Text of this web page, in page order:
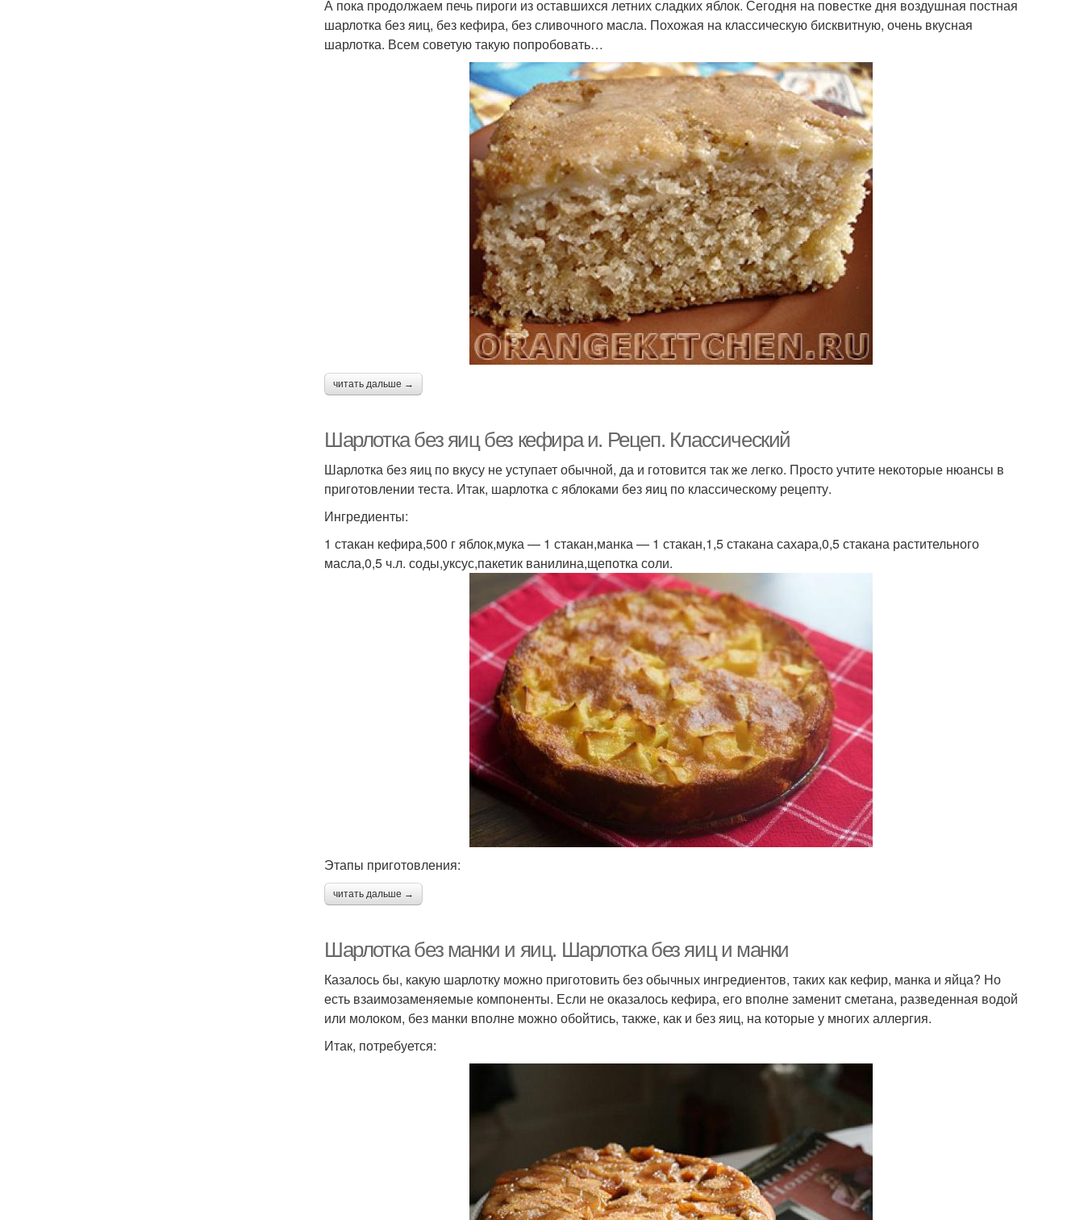
А пока продолжаем печь пироги из оставшихся летних сладких яблок. Сегодня на повестке дня воздушная постная
шарлотка без яиц, без кефира, без сливочного масла. Похожая на классическую бисквитную, очень вкусная
шарлотка. Всем советую такую попробовать…
читать дальше →
Шарлотка без яиц без кефира и. Рецеп. Классический
Шарлотка без яиц по вкусу не уступает обычной, да и готовится так же легко. Просто учтите некоторые нюансы в
приготовлении теста. Итак, шарлотка с яблоками без яиц по классическому рецепту.
Ингредиенты:
1 стакан кефира,500 г яблок,мука — 1 стакан,манка — 1 стакан,1,5 стакана сахара,0,5 стакана растительного
масла,0,5 ч.л. соды,уксус,пакетик ванилина,щепотка соли.
Этапы приготовления:
читать дальше →
Шарлотка без манки и яиц. Шарлотка без яиц и манки
Казалось бы, какую шарлотку можно приготовить без обычных ингредиентов, таких как кефир, манка и яйца? Но
есть взаимозаменяемые компоненты. Если не оказалось кефира, его вполне заменит сметана, разведенная водой
или молоком, без манки вполне можно обойтись, также, как и без яиц, на которые у многих аллергия.
Итак, потребуется: